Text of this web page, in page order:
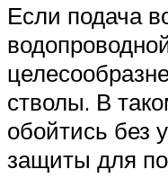
Если подача
стволы. В
обойтись без
защиты для